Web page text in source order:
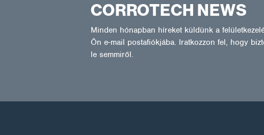
CORROTECH NEWS
Minden hónapban híreket küldünk a
Ön e-mail postafiókjába. Iratkozzon fel, hogy
le semmiről.